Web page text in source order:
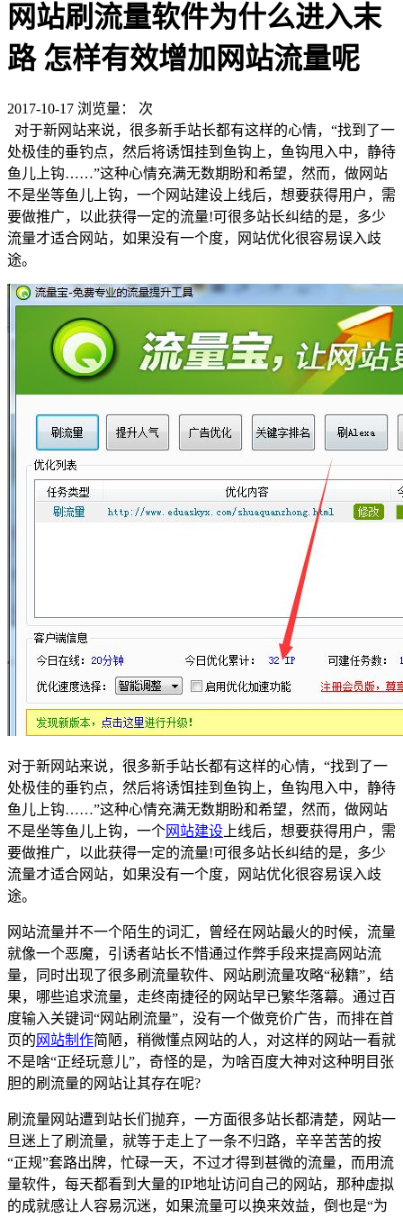
网站刷流量软件为什么进入末
路 怎样有效增加网站流量呢
2017-10-17 浏览量：
次
对于新网站来说，很多新手站长都有这样的心情，“找到了一
处极佳的垂钓点，然后将诱饵挂到鱼钩上，鱼钩甩入中，静待
鱼儿上钩……”这种心情充满无数期盼和希望，然而，做网站
不是坐等鱼儿上钩，一个网站建设上线后，想要获得用户，需
要做推广，以此获得一定的流量!可很多站长纠结的是，多少
流量才适合网站，如果没有一个度，网站优化很容易误入歧
途。
对于新网站来说，很多新手站长都有这样的心情，“找到了一
处极佳的垂钓点，然后将诱饵挂到鱼钩上，鱼钩甩入中，静待
鱼儿上钩……”这种心情充满无数期盼和希望，然而，做网站
不是坐等鱼儿上钩，一个网站建设 上线后，想要获得用户，需
要做推广，以此获得一定的流量!可很多站长纠结的是，多少
流量才适合网站，如果没有一个度，网站优化很容易误入歧
途。
网站流量并不一个陌生的词汇，曾经在网站最火的时候，流量
就像一个恶魔，引诱者站长不惜通过作弊手段来提高网站流
量，同时出现了很多刷流量软件、网站刷流量攻略“秘籍”，结
果，哪些追求流量，走终南捷径的网站早已繁华落幕。通过百
度输入关键词“网站刷流量”，没有一个做竞价广告，而排在首
页的 网站制作简陋，稍微懂点网站的人，对这样的网站一看就
不是啥“正经玩意儿”，奇怪的是，为啥百度大神对这种明目张
胆的刷流量的网站让其存在呢?
刷流量网站遭到站长们抛弃，一方面很多站长都清楚，网站一
旦迷上了刷流量，就等于走上了一条不归路，辛辛苦苦的按
“正规”套路出牌，忙碌一天，不过才得到甚微的流量，而用流
量软件，每天都看到大量的IP地址访问自己的网站，那种虚拟
的成就感让人容易沉迷，如果流量可以换来效益，倒也是“为